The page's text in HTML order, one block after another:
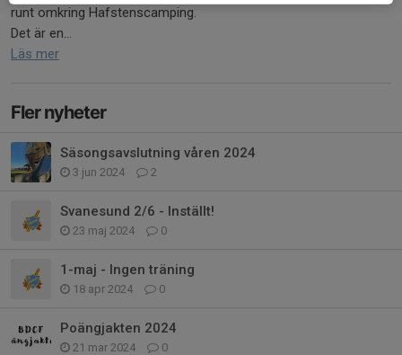
runt omkring Hafstenscamping.
Det är en...
Läs mer
Fler nyheter
Säsongsavslutning våren 2024
3 jun 2024 2
Svanesund 2/6 - Inställt!
23 maj 2024 0
1-maj - Ingen träning
18 apr 2024 0
Poängjakten 2024
21 mar 2024 0